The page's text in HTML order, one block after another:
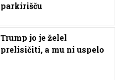
parkirišču
Trump jo je želel
prelisičiti, a mu ni uspelo